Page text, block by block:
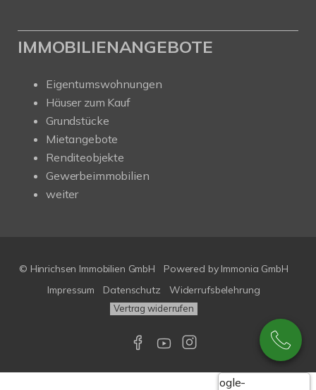
IMMOBILIENANGEBOTE
Eigentumswohnungen
Häuser zum Kauf
Grundstücke
Mietangebote
Renditeobjekte
Gewerbeimmobilien
weiter
© Hinrichsen Immobilien GmbH Powered by Immonia GmbH
Impressum
Datenschutz Widerrufsbelehrung
Vertrag widerrufen
Google-